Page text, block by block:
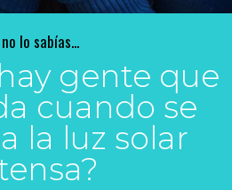
lo sabías...
gente que
cuando se
la luz solar